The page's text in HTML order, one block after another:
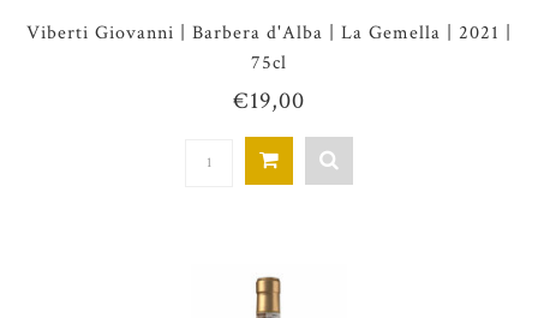
Viberti Giovanni | Barbera d'Alba | La Gemella | 2021 |
75cl
€19,00